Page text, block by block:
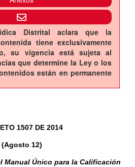
Distrital aclara que la
tiene exclusivamente
su vigencia está sujeta al
que determine la Ley o los
están en permanente
1507 DE 2014
(Agosto 12)
Manual Único para la Calificación